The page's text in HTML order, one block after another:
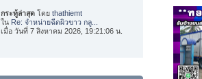
กระทู้ล่าสุด โดยthathiemt
ใน Re: จำหน่ายฉีดผิวขาว กลู...
เมื่อ วันที่ 7 สิงหาคม 2026, 19:21:06 น.